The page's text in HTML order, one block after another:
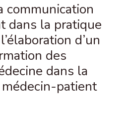
communication
dans la pratique
d’un
des
dans la
patient